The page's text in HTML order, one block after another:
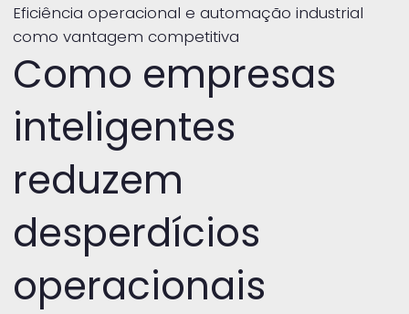
Eficiência operacional e automação industrial
como vantagem competitiva
Como empresas
inteligentes
reduzem
desperdícios
operacionais